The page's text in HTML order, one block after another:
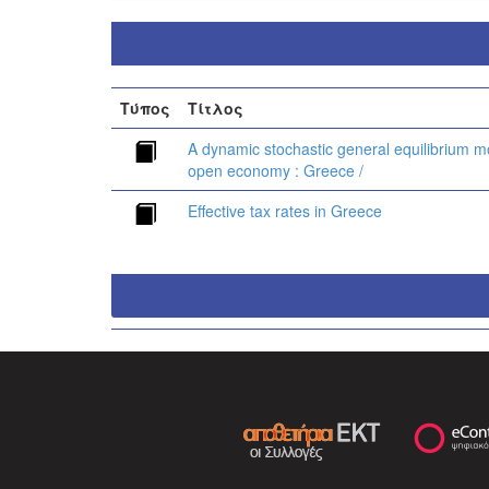
Τύπος Τίτλος
A dynamic stochastic general equilibrium
open economy : Greece /
Effective tax rates in Greece